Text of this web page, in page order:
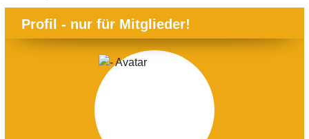
Profil - nur für Mitglieder!